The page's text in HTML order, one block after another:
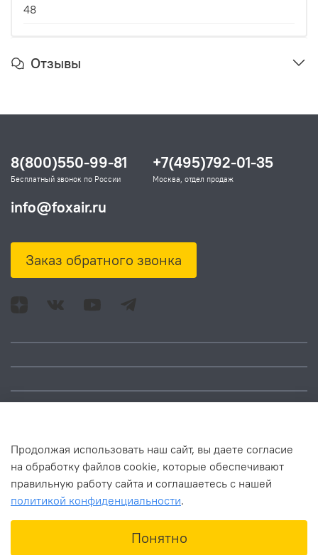
В корзину
48
Отзывы
Адрес: Москва, ул.
8(800)550-99-81
Бесплатный звонок по России
+7(495)792-01-35
Москва, отдел продаж
info@foxair.ru
Заказ обратного звонка
Продолжая использовать наш сайт, вы даете согласие
на обработку файлов cookie, которые обеспечивают
правильную работу сайта и соглашаетесь с нашей
политикой конфиденциальности.
Понятно